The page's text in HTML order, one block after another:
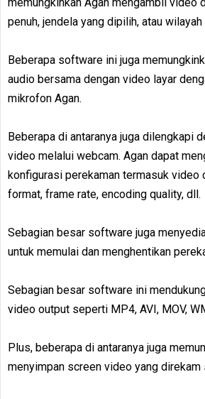
penuh, jendela yang dipilih, atau
Beberapa software ini juga
audio bersama dengan video layar
mikrofon Agan.
Beberapa di antaranya juga dilengkapi
video melalui webcam. Agan dapat
konfigurasi perekaman termasuk video
format, frame rate, encoding quality, dll.
Sebagian besar software juga
untuk memulai dan menghentikan
Sebagian besar software ini
video output seperti MP4, AVI, MOV,
Plus, beberapa di antaranya juga
menyimpan screen video yang direkam